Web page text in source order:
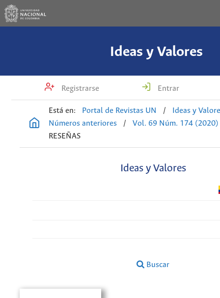
Ideas y Valores
Registrarse Entrar
Está en: Portal de Revistas UN /
Ideas y
Números anteriores
/
Vol. 69 Núm. 174 (2020)
RESEÑAS
Ideas y Valores
Buscar